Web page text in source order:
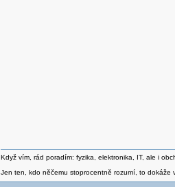
Když vím, rád poradím: fyzika, elektronika, IT, ale i
Jen ten, kdo něčemu stoprocentně rozumí, to dokáže